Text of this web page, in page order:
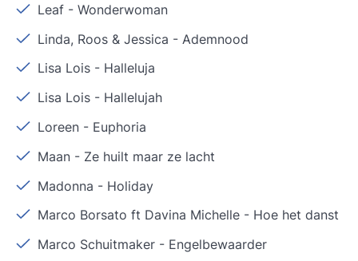
Leaf -Wonderwoman
Linda, Roos & Jessica - Ademnood
Lisa Lois - Halleluja
Lisa Lois - Hallelujah
Loreen - Euphoria
Maan - Ze huilt maar ze lacht
Madonna - Holiday
Marco Borsato ft Davina Michelle - Hoe het danst
Marco Schuitmaker - Engelbewaarder